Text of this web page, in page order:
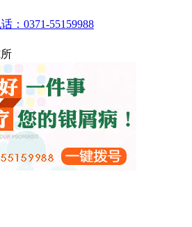
： 0371-55159988